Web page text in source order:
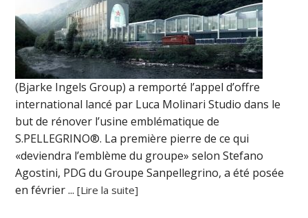
(Bjarke Ingels Group) a remporté l’appel d’offre
international lancé par Luca Molinari Studio dans le
but de rénover l’usine emblématique de
S.PELLEGRINO®. La première pierre de ce qui
«deviendra l’emblème du groupe» selon Stefano
Agostini, PDG du Groupe Sanpellegrino, a été posée
en février ...[Lire la suite]